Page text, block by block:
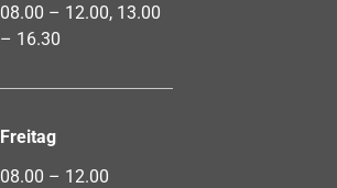
08.00 – 12.00, 13.00
– 16.30
Freitag
08.00 – 12.00